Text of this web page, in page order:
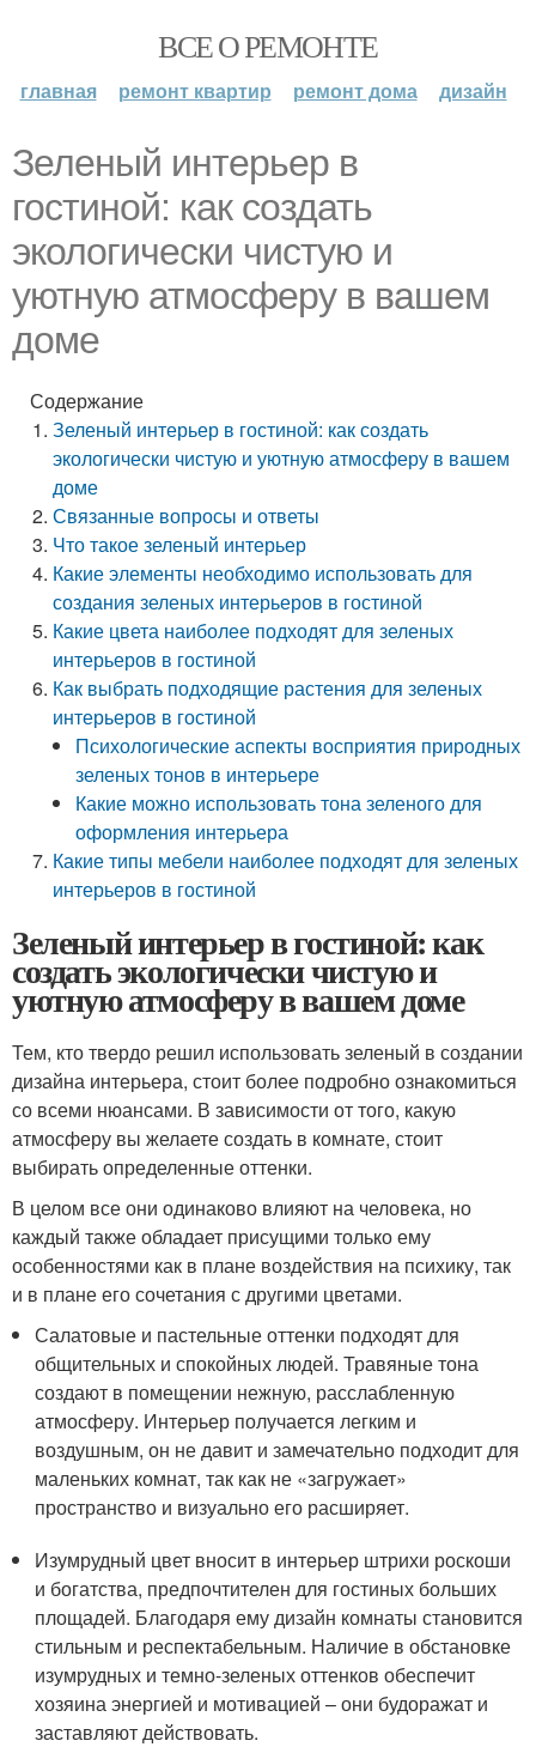
ВСЕ О РЕМОНТЕ
главная ремонт квартир ремонт дома дизайн
Зеленый интерьер в
гостиной: как создать
экологически чистую и
уютную атмосферу в вашем
доме
Содержание
Зеленый интерьер в гостиной: как создать
экологически чистую и уютную атмосферу в вашем
доме
Связанные вопросы и ответы
Что такое зеленый интерьер
Какие элементы необходимо использовать для
создания зеленых интерьеров в гостиной
Какие цвета наиболее подходят для зеленых
интерьеров в гостиной
Как выбрать подходящие растения для зеленых
интерьеров в гостиной
Психологические аспекты восприятия природных
зеленых тонов в интерьере
Какие можно использовать тона зеленого для
оформления интерьера
Какие типы мебели наиболее подходят для зеленых
интерьеров в гостиной
Зеленый интерьер в гостиной: как
создать экологически чистую и
уютную атмосферу в вашем доме
Тем, кто твердо решил использовать зеленый в создании
дизайна интерьера, стоит более подробно ознакомиться
со всеми нюансами. В зависимости от того, какую
атмосферу вы желаете создать в комнате, стоит
выбирать определенные оттенки.
В целом все они одинаково влияют на человека, но
каждый также обладает присущими только ему
особенностями как в плане воздействия на психику, так
и в плане его сочетания с другими цветами.
Салатовые и пастельные оттенки подходят для
общительных и спокойных людей. Травяные тона
создают в помещении нежную, расслабленную
атмосферу. Интерьер получается легким и
воздушным, он не давит и замечательно подходит для
маленьких комнат, так как не «загружает»
пространство и визуально его расширяет.
Изумрудный цвет вносит в интерьер штрихи роскоши
и богатства, предпочтителен для гостиных больших
площадей. Благодаря ему дизайн комнаты становится
стильным и респектабельным. Наличие в обстановке
изумрудных и темно-зеленых оттенков обеспечит
хозяина энергией и мотивацией – они будоражат и
заставляют действовать.